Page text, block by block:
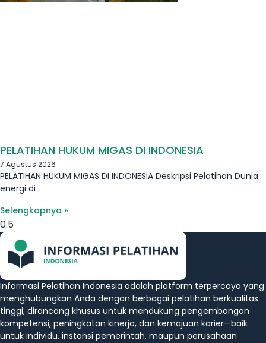
PELATIHAN HUKUM MIGAS DI INDONESIA
7 Agustus 2026
PELATIHAN HUKUM MIGAS DI INDONESIA Deskripsi Pelatihan Dunia
energi di
Selengkapnya »
Informasi Pelatihan Indonesia adalah platform terpercaya yang
menghubungkan Anda dengan berbagai pelatihan berkualitas
tinggi, dirancang khusus untuk mendukung pengembangan
kompetensi, peningkatan kinerja, dan kemajuan karier—baik
untuk individu, instansi pemerintah, maupun perusahaan